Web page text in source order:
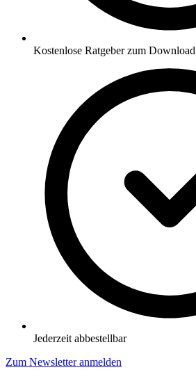
Kostenlose Ratgeber zum Download
Jederzeit abbestellbar
Zum Newsletter anmelden